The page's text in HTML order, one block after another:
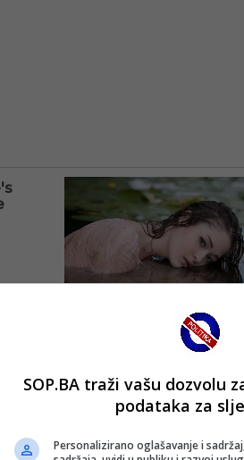
SOP.BA traži vašu dozvolu
podataka za
Personalizirano oglašavanje i